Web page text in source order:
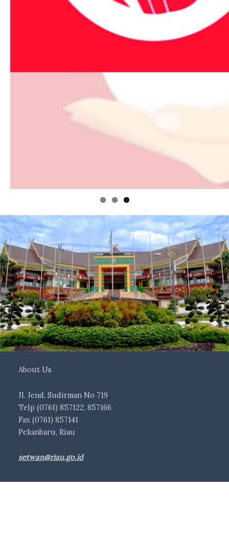
About Us
Jl. Jend. Sudirman No 719
Telp (0761) 857122, 857166
Fax (0761) 857141
Pekanbaru, Riau
setwan@riau.go.id